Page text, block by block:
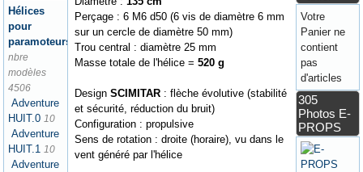
Hélices
pour
paramoteurs
nbre
modèles
4506
Adventure
HUIT.0 10
Adventure
HUIT.1 10
Adventure
Perçage : 6 M6 d50 (6 vis de diamètre 6 mm
sur un cercle de diamètre 50 mm)
Trou central : diamètre 25 mm
Masse totale de l'hélice =520 g
DesignSCIMITAR : flèche évolutive (stabilité
et sécurité, réduction du bruit)
Configuration : propulsive
Sens de rotation : droite (horaire), vu dans le
vent généré par l'hélice
Votre
Panier ne
contient
pas
d'articles
305
Photos E-
PROPS